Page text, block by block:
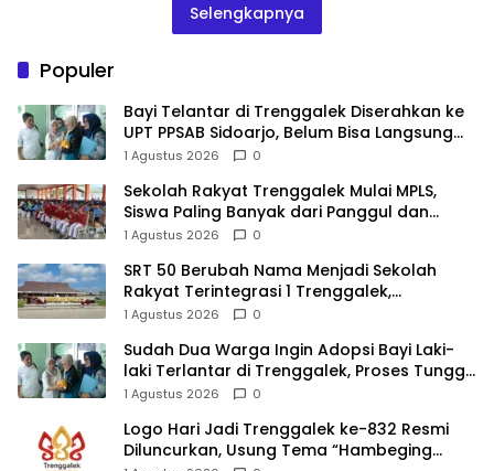
Selengkapnya
Populer
Bayi Telantar di Trenggalek Diserahkan ke
UPT PPSAB Sidoarjo, Belum Bisa Langsung
Diadopsi
1 Agustus 2026 0
Sekolah Rakyat Trenggalek Mulai MPLS,
Siswa Paling Banyak dari Panggul dan
Gandusari
1 Agustus 2026 0
SRT 50 Berubah Nama Menjadi Sekolah
Rakyat Terintegrasi 1 Trenggalek,
Nomenklatur Berubah
1 Agustus 2026 0
Sudah Dua Warga Ingin Adopsi Bayi Laki-
laki Terlantar di Trenggalek, Proses Tunggu
Hasil Penyelidikan
1 Agustus 2026 0
Logo Hari Jadi Trenggalek ke-832 Resmi
Diluncurkan, Usung Tema “Hambeging